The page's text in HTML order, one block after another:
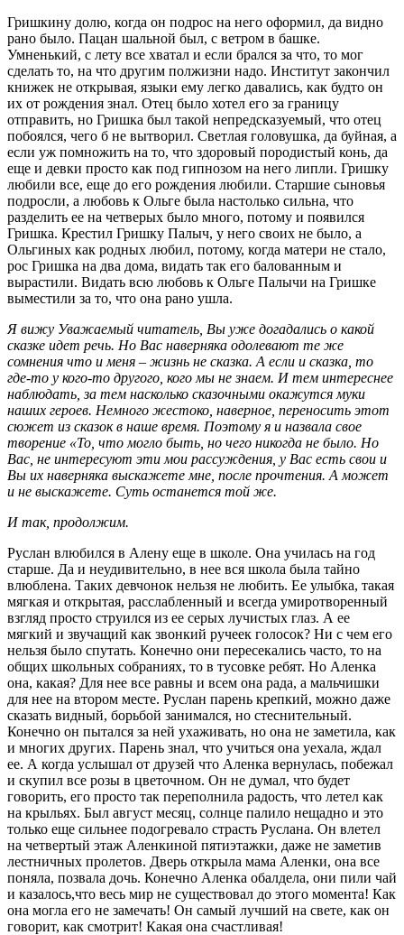
Гришкину долю, когда он подрос на него оформил, да видно
рано было. Пацан шальной был, с ветром в башке.
Умненький, с лету все хватал и если брался за что, то мог
сделать то, на что другим полжизни надо. Институт закончил
книжек не открывая, языки ему легко давались, как будто он
их от рождения знал. Отец было хотел его за границу
отправить, но Гришка был такой непредсказуемый, что отец
побоялся, чего б не вытворил. Светлая головушка, да буйная, а
если уж помножить на то, что здоровый породистый конь, да
еще и девки просто как под гипнозом на него липли. Гришку
любили все, еще до его рождения любили. Старшие сыновья
подросли, а любовь к Ольге была настолько сильна, что
разделить ее на четверых было много, потому и появился
Гришка. Крестил Гришку Палыч, у него своих не было, а
Ольгиных как родных любил, потому, когда матери не стало,
рос Гришка на два дома, видать так его балованным и
вырастили. Видать всю любовь к Ольге Палычи на Гришке
выместили за то, что она рано ушла.
Я вижу Уважаемый читатель, Вы уже догадались о какой
сказке идет речь. Но Вас наверняка одолевают те же
сомнения что и меня – жизнь не сказка. А если и сказка, то
где-то у кого-то другого, кого мы не знаем. И тем интереснее
наблюдать, за тем насколько сказочными окажутся муки
наших героев. Немного жестоко, наверное, переносить этот
сюжет из сказок в наше время. Поэтому я и назвала свое
творение «То, что могло быть, но чего никогда не было. Но
Вас, не интересуют эти мои рассуждения, у Вас есть свои и
Вы их наверняка выскажете мне, после прочтения. А может
и не выскажете. Суть останется той же.
И так, продолжим.
Руслан влюбился в Алену еще в школе. Она училась на год
старше. Да и неудивительно, в нее вся школа была тайно
влюблена. Таких девчонок нельзя не любить. Ее улыбка, такая
мягкая и открытая, расслабленный и всегда умиротворенный
взгляд просто струился из ее серых лучистых глаз. А ее
мягкий и звучащий как звонкий ручеек голосок? Ни с чем его
нельзя было спутать. Конечно они пересекались часто, то на
общих школьных собраниях, то в тусовке ребят. Но Аленка
она, какая? Для нее все равны и всем она рада, а мальчишки
для нее на втором месте. Руслан парень крепкий, можно даже
сказать видный, борьбой занимался, но стеснительный.
Конечно он пытался за ней ухаживать, но она не заметила, как
и многих других. Парень знал, что учиться она уехала, ждал
ее. А когда услышал от друзей что Аленка вернулась, побежал
и скупил все розы в цветочном. Он не думал, что будет
говорить, его просто так переполнила радость, что летел как
на крыльях. Был август месяц, солнце палило нещадно и это
только еще сильнее подогревало страсть Руслана. Он влетел
на четвертый этаж Аленкиной пятиэтажки, даже не заметив
лестничных пролетов. Дверь открыла мама Аленки, она все
поняла, позвала дочь. Конечно Аленка обалдела, они пили чай
и казалось,что весь мир не существовал до этого момента! Как
она могла его не замечать! Он самый лучший на свете, как он
говорит, как смотрит! Какая она счастливая!